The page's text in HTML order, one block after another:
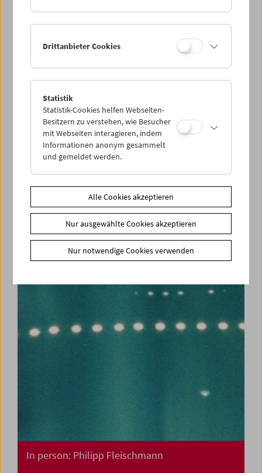
Carte blanche
Jerusalem Cinematheque
In person: Philipp Fleischmann
Drittanbieter Cookies
Statistik
Statistik-Cookies helfen Webseiten-
Besitzern zu verstehen, wie Besucher
mit Webseiten interagieren, indem
Informationen anonym gesammelt
und gemeldet werden.
Alle Cookies akzeptieren
Nur ausgewählte Cookies akzeptieren
Nur notwendige Cookies verwenden